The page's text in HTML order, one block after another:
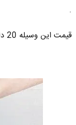
.
قیمت این وسیله 20 دلار است .